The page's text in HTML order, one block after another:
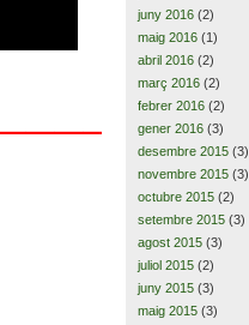
juny 2016 (2)
maig 2016 (1)
abril 2016 (2)
març 2016 (2)
febrer 2016 (2)
gener 2016 (3)
desembre 2015 (3)
novembre 2015 (3)
octubre 2015 (2)
setembre 2015 (3)
agost 2015 (3)
juliol 2015 (2)
juny 2015 (3)
maig 2015 (3)